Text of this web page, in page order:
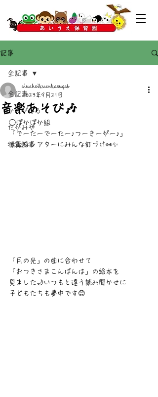
記事
全記事
かすがばる
たかみや
特集記事
全記事
音楽あそび🎶
aiuehoikuenkasugab
2023年9月21日
◯ぽかぽか組
「でーたーでーたー♪つーきーがー♪」
素敵なシアターにみんな釘づけ👀✨
「月の光」の曲に合わせて
「おつきさまこんばんは」の絵本を
見ました🌙いつもと違う読み聞かせに
子どもたちも夢中です😊